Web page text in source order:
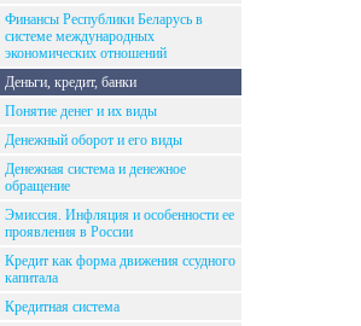
Финансы Республики Беларусь в
системе международных
экономических отношений
Деньги, кредит, банки
Понятие денег и их виды
Денежный оборот и его виды
Денежная система и денежное
обращение
Эмиссия. Инфляция и особенности ее
проявления в России
Кредит как форма движения ссудного
капитала
Кредитная система